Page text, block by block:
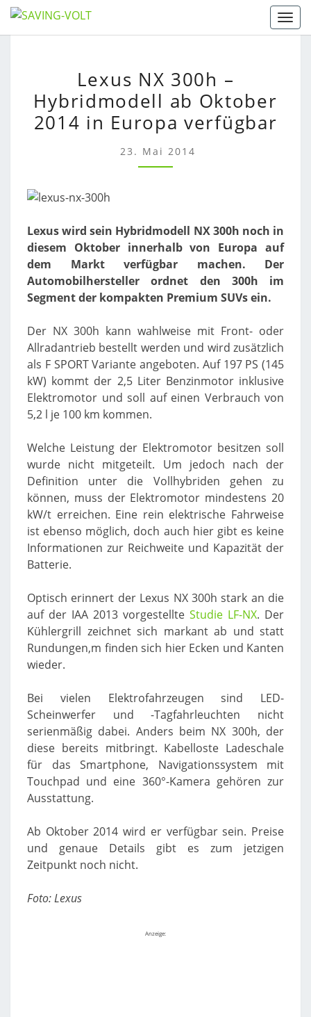
Skip
to
NX
300H
–
HYBRIDMODELL
AB
OKTOBER
VERFÜGBAR
Lexus NX 300h –
Hybridmodell ab Oktober
2014 in Europa verfügbar
23. Mai 2014
Lexus wird sein Hybridmodell NX 300h noch in
diesem Oktober innerhalb von Europa auf
dem Markt verfügbar machen. Der
Automobilhersteller ordnet den 300h im
Segment der kompakten Premium SUVs ein.
Der NX 300h kann wahlweise mit Front- oder
Allradantrieb bestellt werden und wird zusätzlich
als F SPORT Variante angeboten. Auf 197 PS (145
kW) kommt der 2,5 Liter Benzinmotor inklusive
Elektromotor und soll auf einen Verbrauch von
5,2 l je 100 km kommen.
Welche Leistung der Elektromotor besitzen soll
wurde nicht mitgeteilt. Um jedoch nach der
Definition unter die Vollhybriden gehen zu
können, muss der Elektromotor mindestens 20
kW/t erreichen. Eine rein elektrische Fahrweise
ist ebenso möglich, doch auch hier gibt es keine
Informationen zur Reichweite und Kapazität der
Batterie.
Optisch erinnert der Lexus NX 300h stark an die
auf der IAA 2013 vorgestellte Studie LF-NX. Der
Kühlergrill zeichnet sich markant ab und statt
Rundungen,m finden sich hier Ecken und Kanten
wieder.
Bei vielen Elektrofahrzeugen sind LED-
Scheinwerfer und -Tagfahrleuchten nicht
serienmäßig dabei. Anders beim NX 300h, der
diese bereits mitbringt. Kabelloste Ladeschale
für das Smartphone, Navigationssystem mit
Touchpad und eine 360°-Kamera gehören zur
Ausstattung.
Ab Oktober 2014 wird er verfügbar sein. Preise
und genaue Details gibt es zum jetzigen
Zeitpunkt noch nicht.
Foto: Lexus
Anzeige: